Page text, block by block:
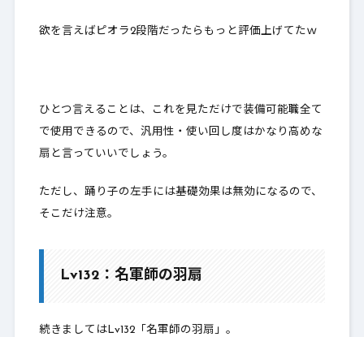
欲を言えばピオラ2段階だったらもっと評価上げてたｗ
ひとつ言えることは、これを見ただけで装備可能職全て
で使用できるので、汎用性・使い回し度はかなり高めな
扇と言っていいでしょう。
ただし、踊り子の左手には基礎効果は無効になるので、
そこだけ注意。
Lv132：名軍師の羽扇
続きましてはLv132「名軍師の羽扇」。